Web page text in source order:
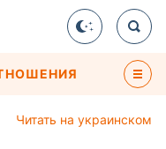
Читать на украинском